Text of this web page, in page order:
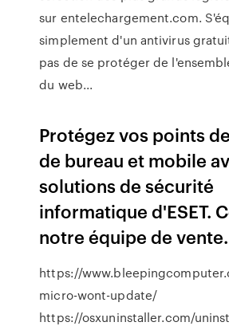
sur entelechargement.com.
simplement d'un antivirus
pas de se protéger de
du web...
Protégez vos points
de bureau et mobile
solutions de sécurité
informatique d'ESET.
notre équipe de vente.
https://
micro-wont-update/
https://osxuninstaller.com/